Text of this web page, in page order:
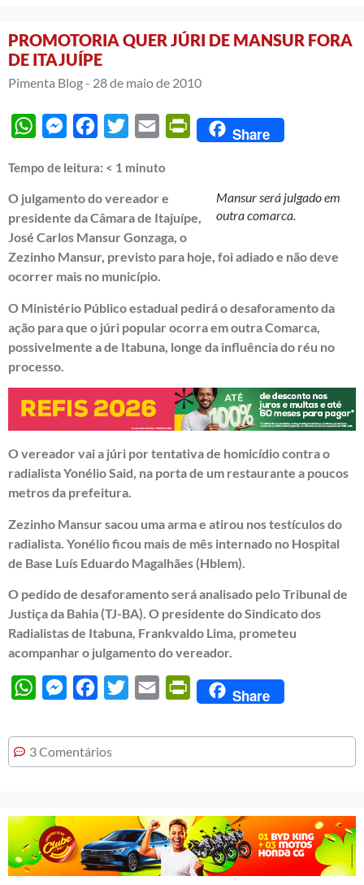
PROMOTORIA QUER JÚRI DE MANSUR FORA
DE ITAJUÍPE
Pimenta Blog - 28 de maio de 2010
WhatsAppMessengerFacebook
Twitter Email PrintFriendly
Share
Tempo de leitura: < 1 minuto
Mansur será julgado em
outra comarca.
O julgamento do vereador e
presidente da Câmara de Itajuípe,
José Carlos Mansur Gonzaga, o
Zezinho Mansur, previsto para hoje, foi adiado e não deve
ocorrer mais no município.
O Ministério Público estadual pedirá o desaforamento da
ação para que o júri popular ocorra em outra Comarca,
possivelmente a de Itabuna, longe da influência do réu no
processo.
O vereador vai a júri por tentativa de homicídio contra o
radialista Yonélio Said, na porta de um restaurante a poucos
metros da prefeitura.
Zezinho Mansur sacou uma arma e atirou nos testículos do
radialista. Yonélio ficou mais de mês internado no Hospital
de Base Luís Eduardo Magalhães (Hblem).
O pedido de desaforamento será analisado pelo Tribunal de
Justiça da Bahia (TJ-BA). O presidente do Sindicato dos
Radialistas de Itabuna, Frankvaldo Lima, prometeu
acompanhar o julgamento do vereador.
WhatsAppMessengerFacebook
Twitter Email PrintFriendly
Share
3 Comentários